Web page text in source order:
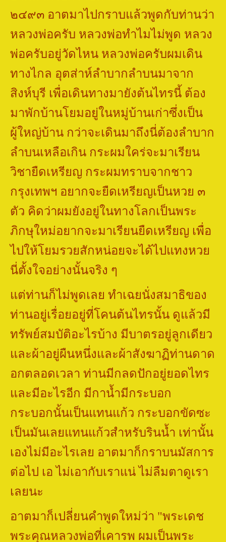
๒๔๙๓ อาตมาไปกราบแล้วพูดกับท่านว่า
หลวงพ่อครับ หลวงพ่อทำไมไม่พูด หลวง
พ่อครับอยู่วัดไหน หลวงพ่อครับผมเดิน
ทางไกล อุตส่าห์ลำบากลำบนมาจาก
สิงห์บุรี เพื่อเดินทางมายังต้นไทรนี้ ต้อง
มาพักบ้านโยมอยู่ในหมู่บ้านเก่าซึ่งเป็น
ผู้ใหญ่บ้าน กว่าจะเดินมาถึงนี่ต้องลำบาก
ลำบนเหลือเกิน กระผมใคร่จะมาเรียน
วิชายืดเหรียญ กระผมทราบจากชาว
กรุงเทพฯ อยากจะยืดเหรียญเป็นหวย ๓
ตัว คิดว่าผมยังอยู่ในทางโลกเป็นพระ
ภิกษุใหม่อยากจะมาเรียนยืดเหรียญ เพื่อ
ไปให้โยมรวยสักหน่อยจะได้ไปแทงหวย
นี่ตั้งใจอย่างนั้นจริง ๆ
แต่ท่านก็ไม่พูดเลย ทำเฉยนั่งสมาธิของ
ท่านอยู่เรื่อยอยู่ที่โคนต้นไทรนั้น ดูแล้วมี
ทรัพย์สมบัติอะไรบ้าง มีบาตรอยู่ลูกเดียว
และผ้าอยู่ผืนหนึ่งและผ้าสังฆาฏิท่านดาด
อกตลอดเวลา ท่านมีกลดปักอยู่ยอดไทร
และมีอะไรอีก มีกาน้ำมีกระบอก
กระบอกนั้นเป็นแทนแก้ว กระบอกขัดซะ
เป็นมันเลยแทนแก้วสำหรับรินน้ำ เท่านั้น
เองไม่มีอะไรเลย อาตมาก็กราบนมัสการ
ต่อไป เอ ไม่เอากับเราแน่ ไม่ลืมตาดูเรา
เลยนะ
อาตมาก็เปลี่ยนคำพูดใหม่ว่า "พระเดช
พระคุณหลวงพ่อที่เคารพ ผมเป็นพระ